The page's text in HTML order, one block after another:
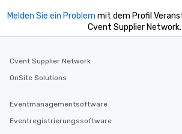
Melden Sie ein Problem mit dem Profil
Cvent Supplier Network.
Cvent Supplier Network
OnSite Solutions
Eventmanagementsoftware
Eventregistrierungssoftware